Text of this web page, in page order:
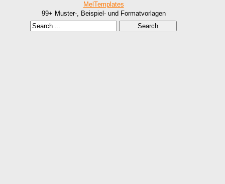
MelTemplates
99+ Muster-, Beispiel- und Formatvorlagen